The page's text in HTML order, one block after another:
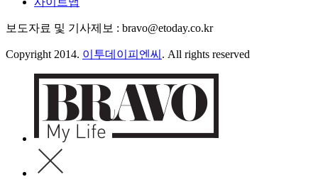
보도자료 및 기사제보 : bravo@etoday.co.kr
Copyright 2014. 이투데이피엔씨 . All rights reserved